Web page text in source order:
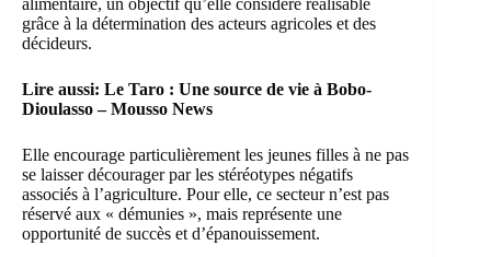
grâce à la détermination des acteurs agricoles et des
décideurs.
Lire aussi: Le Taro : Une source de vie à Bobo-
Dioulasso – Mousso News
Elle encourage particulièrement les jeunes filles à ne pas
se laisser décourager par les stéréotypes négatifs
associés à l’agriculture. Pour elle, ce secteur n’est pas
réservé aux « démunies », mais représente une
opportunité de succès et d’épanouissement.